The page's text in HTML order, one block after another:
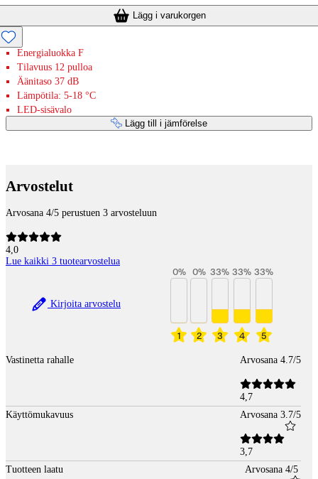
Lägg i varukorgen
Energialuokka F
Tilavuus 12 pulloa
Äänitaso 37 dB
Lämpötila: 5-18 °C
LED-sisävalo
Lägg till i jämförelse
Arvostelut
Arvosana 4/5 perustuen 3 arvosteluun
4,0
Lue kaikki 3 tuotearvostelua
Kirjoita arvostelu
1
0%
2
0%
3
33%
4
33%
5
33%
Vastinetta rahalle Arvosana 4.7/5
4,7
Käyttömukavuus
Arvosana 3.7/5
3,7
Tuotteen laatu
Arvosana 4/5